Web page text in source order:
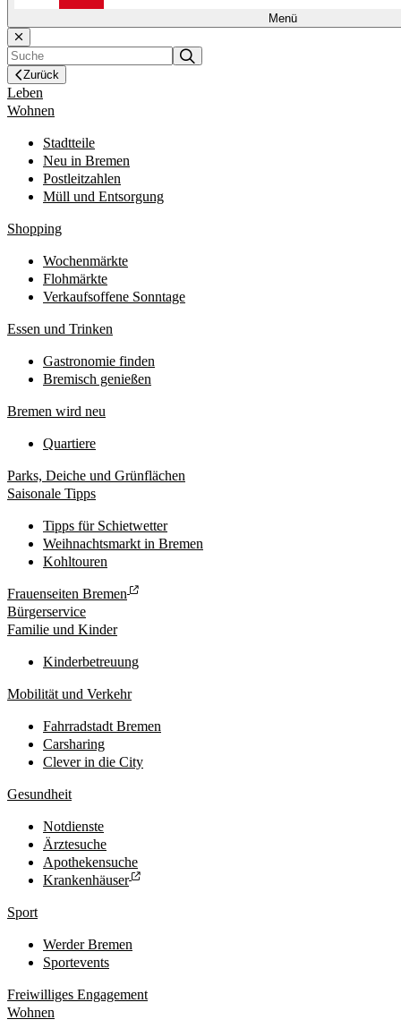
Menü
Zurück
Leben
Wohnen
Stadtteile
Neu in Bremen
Postleitzahlen
Müll und Entsorgung
Shopping
Wochenmärkte
Flohmärkte
Verkaufsoffene Sonntage
Essen und Trinken
Gastronomie finden
Bremisch genießen
Bremen wird neu
Quartiere
Parks, Deiche und Grünflächen
Saisonale Tipps
Tipps für Schietwetter
Weihnachtsmarkt in Bremen
Kohltouren
Frauenseiten Bremen
Bürgerservice
Familie und Kinder
Kinderbetreuung
Mobilität und Verkehr
Fahrradstadt Bremen
Carsharing
Clever in die City
Gesundheit
Notdienste
Ärztesuche
Apothekensuche
Krankenhäuser
Sport
Werder Bremen
Sportevents
Freiwilliges Engagement
Wohnen